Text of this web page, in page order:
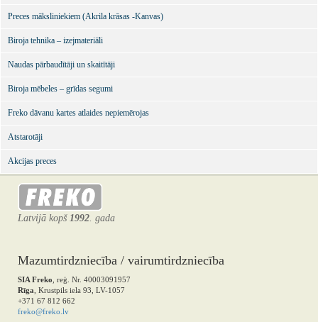
Preces māksliniekiem (Akrila krāsas -Kanvas)
Biroja tehnika – izejmateriāli
Naudas pārbaudītāji un skaitītāji
Biroja mēbeles – grīdas segumi
Freko dāvanu kartes atlaides nepiemērojas
Atstarotāji
Akcijas preces
Latvijā kopš 1992. gada
Mazumtirdzniecība / vairumtirdzniecība
SIA Freko , reģ. Nr. 40003091957
Rīga , Krustpils iela 93, LV-1057
+371 67 812 662
freko@freko.lv